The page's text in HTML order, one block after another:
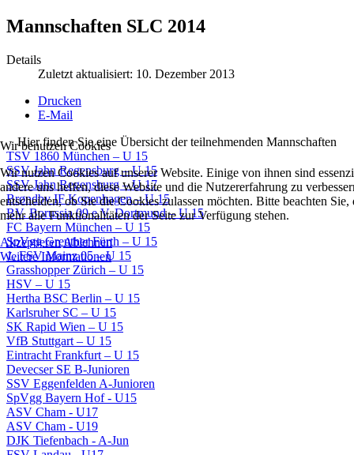
Mannschaften SLC 2014
Details
Zuletzt aktualisiert: 10. Dezember 2013
Drucken
E-Mail
Hier finden Sie eine Übersicht der teilnehmenden Mannschaften
TSV 1860 München – U 15
SSV Jahn Regensburg – U 15
SSV Jahn Regensburg – U 17
Brøndby IF Kopenhagen – U 15
BV. Borussia 09 e.V. Dortmund – U 15
FC Bayern München – U 15
SpVgg Greuther Fürth – U 15
1. FSV Mainz 05 – U 15
Grasshopper Zürich – U 15
HSV – U 15
Hertha BSC Berlin – U 15
Karlsruher SC – U 15
SK Rapid Wien – U 15
VfB Stuttgart – U 15
Eintracht Frankfurt – U 15
Devecser SE B-Junioren
SSV Eggenfelden A-Junioren
SpVgg Bayern Hof - U15
ASV Cham - U17
ASV Cham - U19
DJK Tiefenbach - A-Jun
Wir benutzen Cookies
Wir nutzen Cookies auf unserer Website. Einige von ihnen sind
andere uns helfen, diese Website und die Nutzererfahrung zu
entscheiden, ob Sie die Cookies zulassen möchten. Bitte beachten
mehr alle Funktionalitäten der Seite zur Verfügung stehen.
AkzeptierenAblehnen
Weitere Informationen